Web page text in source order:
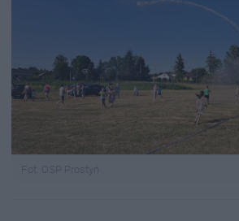
Fot. OSP Prostyń